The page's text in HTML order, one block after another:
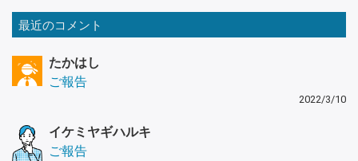
最近のコメント
たかはし
ご報告
2022/3/10
イケミヤギハルキ
ご報告